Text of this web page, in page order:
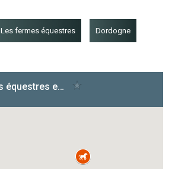
Les fermes équestres Dordogne